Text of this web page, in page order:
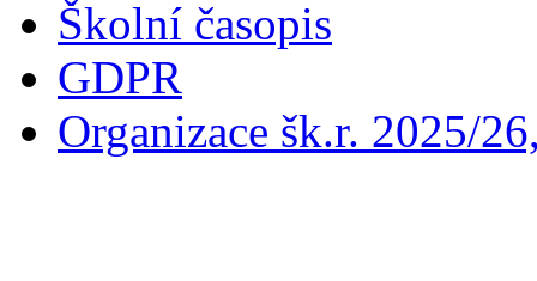
Školní časopis
GDPR
Organizace šk.r. 2025/